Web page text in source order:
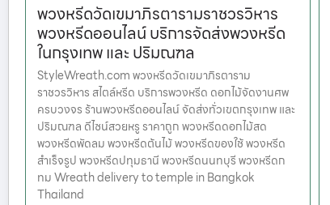
พวงหรีดวัดเขมาภิรตารามราชวรวิหาร
พวงหรีดออนไลน์ บริการจัดส่งพวงหรีด
ในกรุงเทพ และ ปริมณฑล
StyleWreath.com พวงหรีดวัดเขมาภิรตาราม
ราชวรวิหาร สไตล์หรีด บริการพวงหรีด ดอกไม้จัดงานศพ
ครบวงจร ร้านพวงหรีดออนไลน์ จัดส่งทั่วเขตกรุงเทพ และ
ปริมณฑล ดีไซน์สวยหรู ราคาถูก พวงหรีดดอกไม้สด
พวงหรีดพัดลม พวงหรีดต้นไม้ พวงหรีดของใช้ พวงหรีด
สำเร็จรูป พวงหรีดปทุมธานี พวงหรีดนนทบุรี พวงหรีดก
ทม Wreath delivery to temple in Bangkok
Thailand